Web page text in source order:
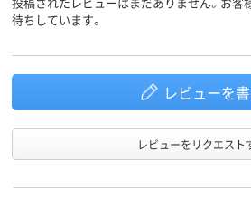
待ちしています。
レビューを書
レビューをリクエスト